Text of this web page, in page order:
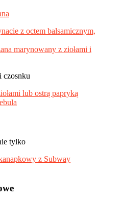
z octem balsamicznym,
marynowany z ziołami i
lub ostrą papryką
z Subway